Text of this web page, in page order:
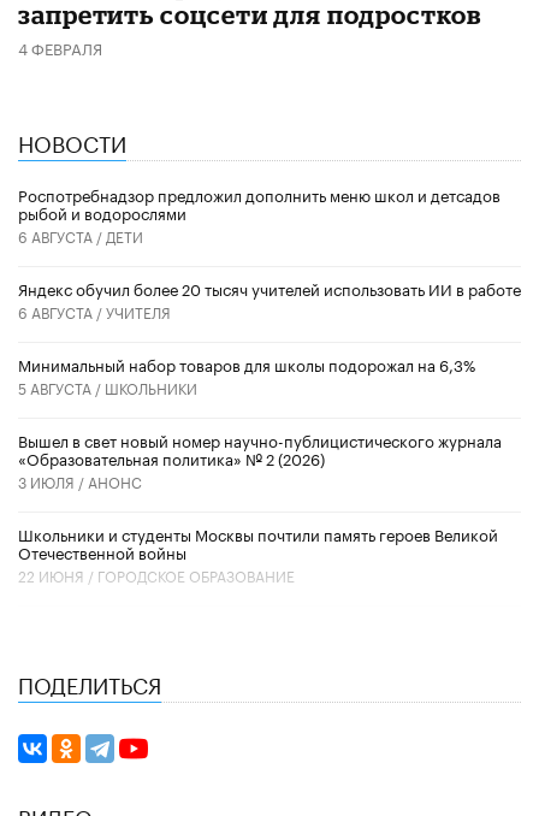
запретить соцсети для подростков
4 ФЕВРАЛЯ
НОВОСТИ
Роспотребнадзор предложил дополнить меню школ и детсадов
рыбой и водорослями
6 АВГУСТА / ДЕТИ
​Яндекс обучил более 20 тысяч учителей использовать ИИ в работе
6 АВГУСТА /УЧИТЕЛЯ
Минимальный набор товаров для школы подорожал на 6,3%
5 АВГУСТА / ШКОЛЬНИКИ
Вышел в свет новый номер научно-публицистического журнала
«Образовательная политика» № 2 (2026)
3 ИЮЛЯ / АНОНС
Школьники и студенты Москвы почтили память героев Великой
Отечественной войны
22 ИЮНЯ / ГОРОДСКОЕ ОБРАЗОВАНИЕ
ПОДЕЛИТЬСЯ